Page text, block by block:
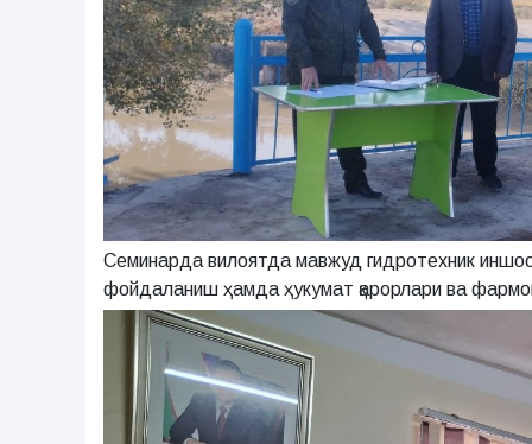
Семинарда вилоятда мавжуд гидротехник
фойдаланиш ҳамда ҳукумат қарорлари ва